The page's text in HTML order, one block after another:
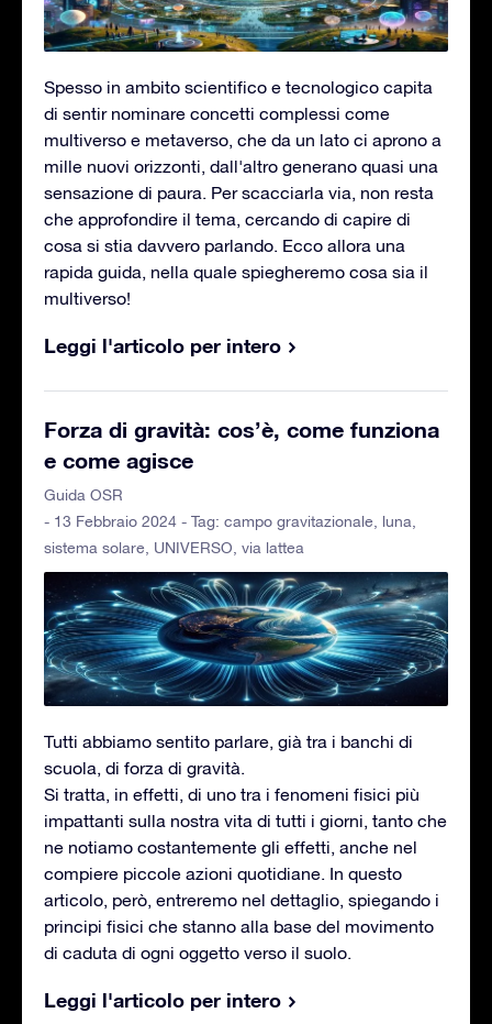
Spesso in ambito scientifico e tecnologico capita
di sentir nominare concetti complessi come
multiverso e metaverso, che da un lato ci aprono a
mille nuovi orizzonti, dall'altro generano quasi una
sensazione di paura. Per scacciarla via, non resta
che approfondire il tema, cercando di capire di
cosa si stia davvero parlando. Ecco allora una
rapida guida, nella quale spiegheremo cosa sia il
multiverso!
Leggi l'articolo per intero
Forza di gravità: cos’è, come funziona
e come agisce
Guida OSR
- 13 Febbraio 2024 - Tag: campo gravitazionale, luna,
sistema solare, UNIVERSO, via lattea
Tutti abbiamo sentito parlare, già tra i banchi di
scuola, di forza di gravità.
Si tratta, in effetti, di uno tra i fenomeni fisici più
impattanti sulla nostra vita di tutti i giorni, tanto che
ne notiamo costantemente gli effetti, anche nel
compiere piccole azioni quotidiane. In questo
articolo, però, entreremo nel dettaglio, spiegando i
principi fisici che stanno alla base del movimento
di caduta di ogni oggetto verso il suolo.
Leggi l'articolo per intero